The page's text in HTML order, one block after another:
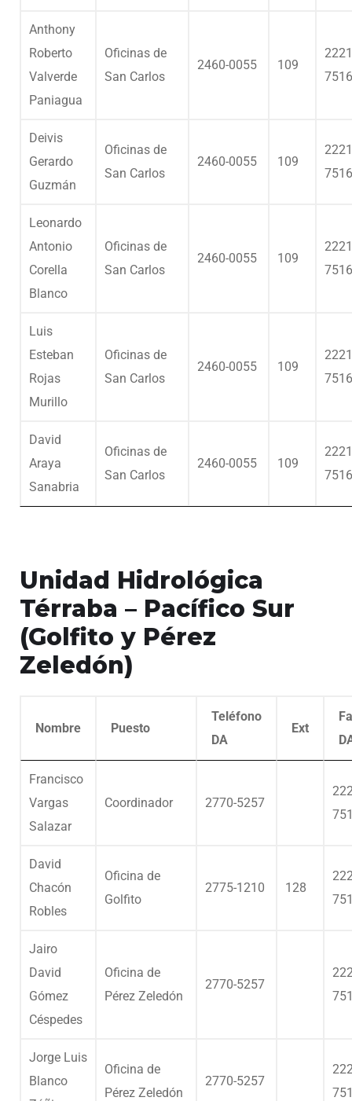
Anthony
Roberto
Valverde
Paniagua
Oficinas de
San Carlos
2460-0055 109
7516
Deivis
Gerardo
Guzmán
Oficinas de
San Carlos
2460-0055 109
7516
Leonardo
Antonio
Corella
Blanco
Oficinas de
San Carlos
2460-0055 109
7516
Luis
Esteban
Rojas
Murillo
Oficinas de
San Carlos
2460-0055 109
7516
David
Araya
Sanabria
Oficinas de
San Carlos
2460-0055 109
7516
Unidad Hidrológica
Térraba – Pacífico Sur
(Golfito y Pérez
Zeledón)
Nombre Puesto
Teléfono
DA
Ext
Francisco
Vargas
Salazar
Coordinador 2770-5257
David
Chacón
Robles
Oficina de
Golfito
2775-1210 128
Jairo
David
Gómez
Céspedes
Oficina de
Pérez Zeledón
2770-5257
Jorge Luis
Blanco
Oficina de
Pérez Zeledón
2770-5257